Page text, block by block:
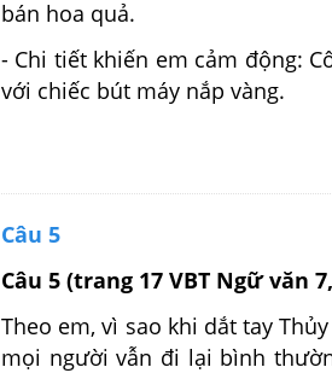
bán hoa quả.
- Chi tiết khiến em cảm động:
với chiếc bút máy nắp vàng.
Câu 5
Câu 5 (trang 17 VBT Ngữ văn
Theo em, vì sao khi dắt tay
mọi người vẫn đi lại bình